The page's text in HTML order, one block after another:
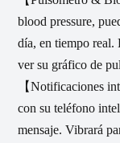
blood pressure,
día, en tiempo real.
ver su gráfico de
【Notificaciones
con su teléfono
mensaje. Vibrará